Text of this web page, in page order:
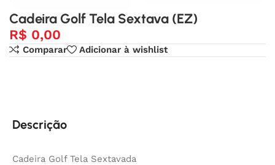
Cadeira Golf Tela Sextava (EZ)
R$ 0,00
Comparar Adicionar à wishlist
Descrição
Cadeira Golf Tela Sextavada